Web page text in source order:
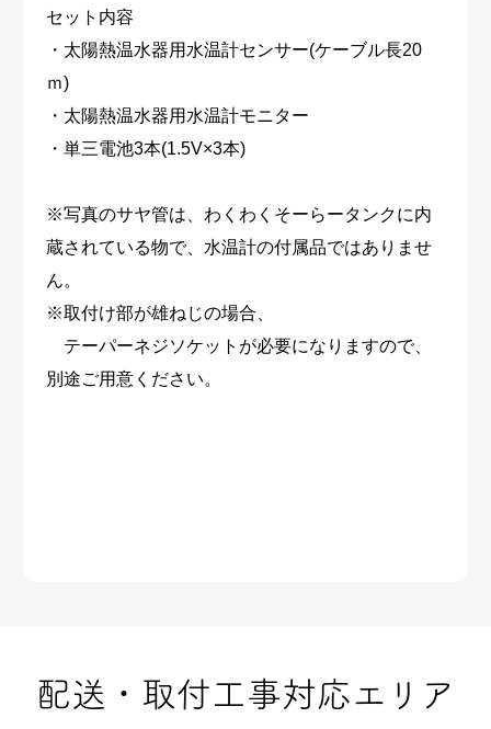
セット内容
・太陽熱温水器用水温計センサー(ケーブル長20
ｍ)
・太陽熱温水器用水温計モニター
・単三電池3本(1.5V×3本)
※写真のサヤ管は、わくわくそーらータンクに内
蔵されている物で、水温計の付属品ではありませ
ん。
※取付け部が雄ねじの場合、
テーパーネジソケットが必要になりますので、
別途ご用意ください。
配送・取付工事対応エリア